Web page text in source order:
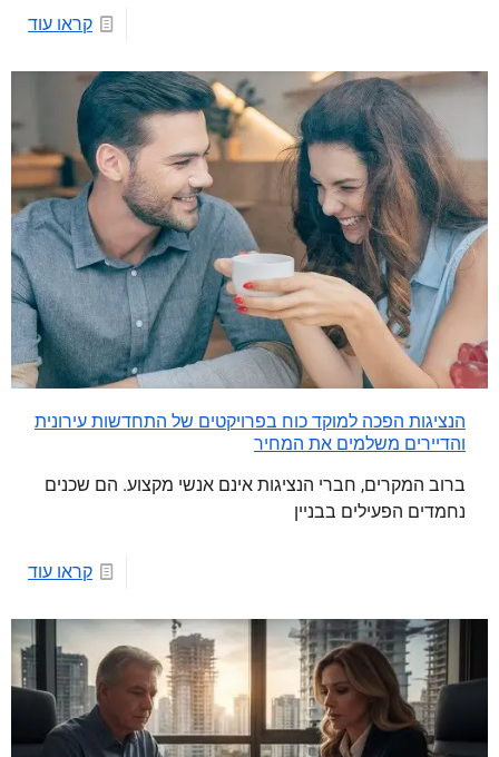
קראו עוד
הנציגות הפכה למוקד כוח בפרויקטים של התחדשות עירונית
והדיירים משלמים את המחיר
ברוב המקרים, חברי הנציגות אינם אנשי מקצוע. הם שכנים
נחמדים הפעילים בבניין
קראו עוד